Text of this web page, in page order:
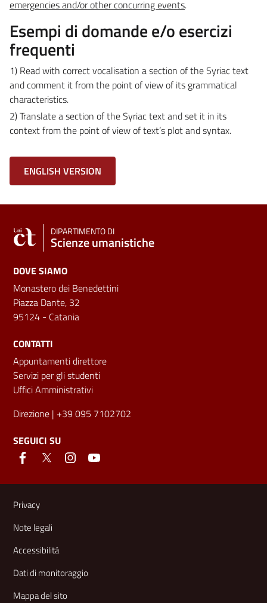
emergencies and/or other concurring events.
Esempi di domande e/o esercizi
frequenti
1) Read with correct vocalisation a section of the Syriac text
and comment it from the point of view of its grammatical
characteristics.
2) Translate a section of the Syriac text and set it in its
context from the point of view of text’s plot and syntax.
ENGLISH VERSION
DIPARTIMENTO DI
Scienze umanistiche
DOVE SIAMO
Monastero dei Benedettini
Piazza Dante, 32
95124 - Catania
CONTATTI
Appuntamenti direttore
Servizi per gli studenti
Uffici Amministrativi
Direzione | +39 095 7102702
SEGUICI SU
Link e informazioni utili
Privacy
Note legali
Accessibilità
Dati di monitoraggio
Mappa del sito